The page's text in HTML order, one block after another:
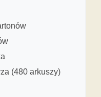
(480 arkuszy)